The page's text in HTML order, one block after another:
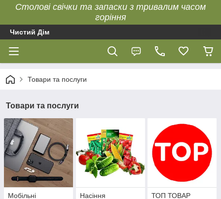
Столові свічки та запаски з тривалим часом
горіння
Чистий Дім
Товари та послуги
Товари та послуги
Мобільні
Насіння ТОП ТОВАР